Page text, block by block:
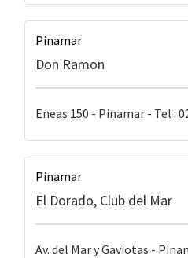
Pinamar
Don Ramon
Eneas 150 - Pinamar - Tel :
Pinamar
El Dorado, Club del Mar
Av. del Mar y Gaviotas -